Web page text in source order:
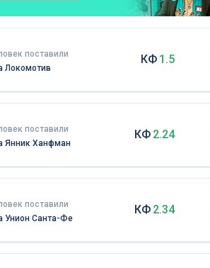
овек поставили
Локомотив
КФ 1.5
овек поставили
Янник Ханфман
КФ 2.24
овек поставили
Унион Санта-Фе
КФ 2.34